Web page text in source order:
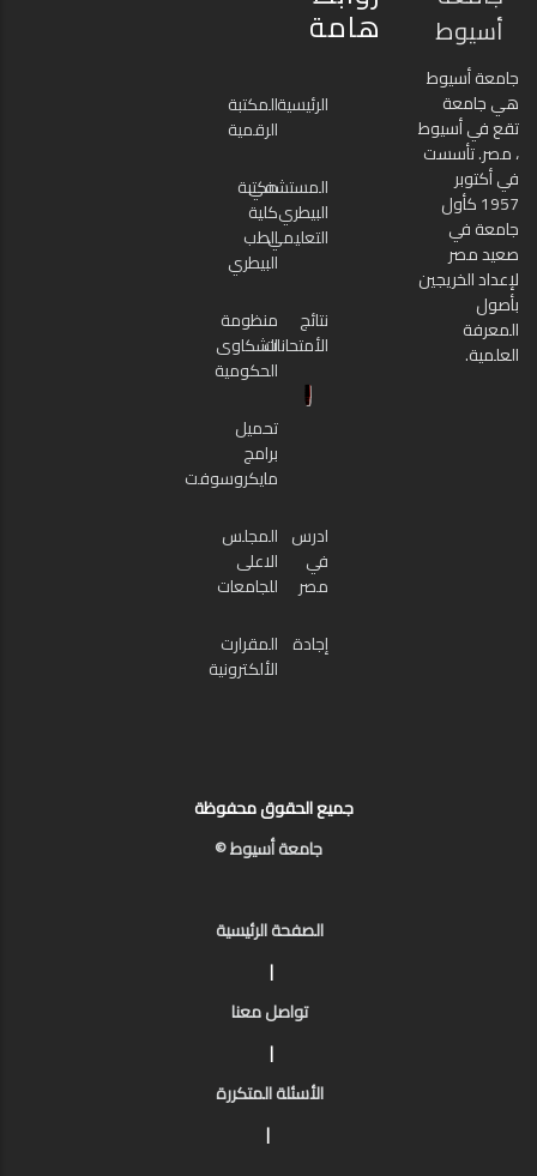
أسيوط
جامعة أسيوط
هي جامعة
تقع في أسيوط
، مصر. تأسست
في أكتوبر
1957 كأول
جامعة في
صعيد مصر
لإعداد الخريجين
بأصول
المعرفة
العلمية.
هامة
الرئيسيةالمكتبة
الرقمية
المستشفي
البيطري
التعليمي
مكتبة
كلية
الطب
البيطري
نتائج
الأمتحانات
منظومة
الشكاوى
الحكومية
تحميل
برامج
مايكروسوفت
ادرس
في
مصر
المجلس
الاعلى
للجامعات
إجادة المقرارت
الألكترونية
جميع الحقوق محفوظة
جامعة أسيوط ©
الصفحة الرئيسية
|
تواصل معنا
|
الأسئلة المتكررة
|